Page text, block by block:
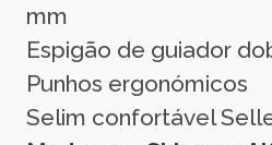
mm
Espigão de guiador
Punhos ergonómicos
Selim confortável